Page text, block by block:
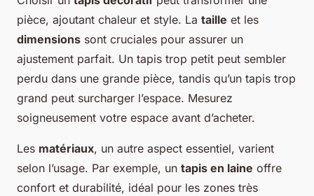
pièce, ajoutant chaleur et style. La taille et les
dimensions sont cruciales pour assurer un
ajustement parfait. Un tapis trop petit peut sembler
perdu dans une grande pièce, tandis qu’un tapis trop
grand peut surcharger l’espace. Mesurez
soigneusement votre espace avant d’acheter.
Les matériaux, un autre aspect essentiel, varient
selon l’usage. Par exemple, un tapis en laine offre
confort et durabilité, idéal pour les zones très